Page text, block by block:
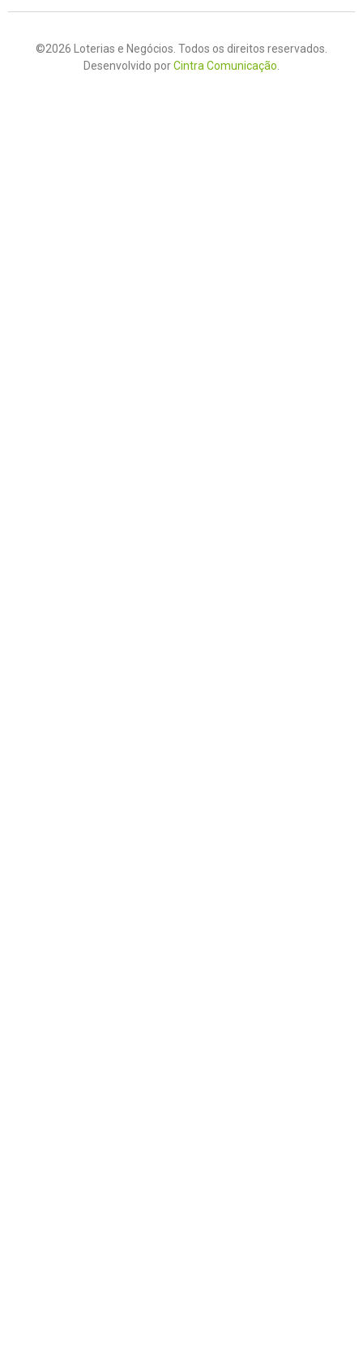
©2026 Loterias e Negócios. Todos os direitos reservados.
Desenvolvido porCintra Comunicação